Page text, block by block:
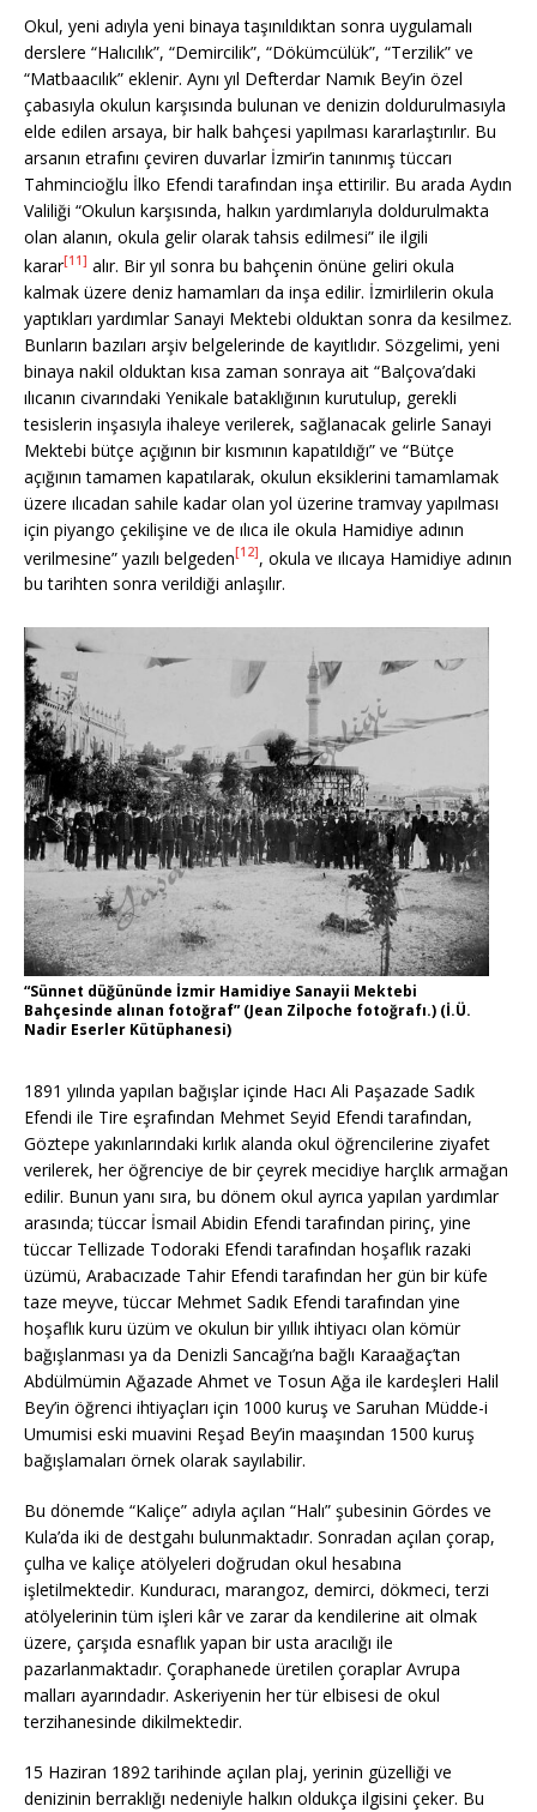
Okul, yeni adıyla yeni binaya taşınıldıktan sonra uygulamalı
derslere “Halıcılık”, “Demircilik”, “Dökümcülük”, “Terzilik” ve
“Matbaacılık” eklenir. Aynı yıl Defterdar Namık Bey’in özel
çabasıyla okulun karşısında bulunan ve denizin doldurulmasıyla
elde edilen arsaya, bir halk bahçesi yapılması kararlaştırılır. Bu
arsanın etrafını çeviren duvarlar İzmir’in tanınmış tüccarı
Tahmincioğlu İlko Efendi tarafından inşa ettirilir. Bu arada Aydın
Valiliği “Okulun karşısında, halkın yardımlarıyla doldurulmakta
olan alanın, okula gelir olarak tahsis edilmesi” ile ilgili
karar[11] alır. Bir yıl sonra bu bahçenin önüne geliri okula
kalmak üzere deniz hamamları da inşa edilir. İzmirlilerin okula
yaptıkları yardımlar Sanayi Mektebi olduktan sonra da kesilmez.
Bunların bazıları arşiv belgelerinde de kayıtlıdır. Sözgelimi, yeni
binaya nakil olduktan kısa zaman sonraya ait “Balçova’daki
ılıcanın civarındaki Yenikale bataklığının kurutulup, gerekli
tesislerin inşasıyla ihaleye verilerek, sağlanacak gelirle Sanayi
Mektebi bütçe açığının bir kısmının kapatıldığı” ve “Bütçe
açığının tamamen kapatılarak, okulun eksiklerini tamamlamak
üzere ılıcadan sahile kadar olan yol üzerine tramvay yapılması
için piyango çekilişine ve de ılıca ile okula Hamidiye adının
verilmesine” yazılı belgeden[12], okula ve ılıcaya Hamidiye adının
bu tarihten sonra verildiği anlaşılır.
“Sünnet düğününde İzmir Hamidiye Sanayii Mektebi
Bahçesinde alınan fotoğraf” (Jean Zilpoche fotoğrafı.) (İ.Ü.
Nadir Eserler Kütüphanesi)
1891 yılında yapılan bağışlar içinde Hacı Ali Paşazade Sadık
Efendi ile Tire eşrafından Mehmet Seyid Efendi tarafından,
Göztepe yakınlarındaki kırlık alanda okul öğrencilerine ziyafet
verilerek, her öğrenciye de bir çeyrek mecidiye harçlık armağan
edilir. Bunun yanı sıra, bu dönem okul ayrıca yapılan yardımlar
arasında; tüccar İsmail Abidin Efendi tarafından pirinç, yine
tüccar Tellizade Todoraki Efendi tarafından hoşaflık razaki
üzümü, Arabacızade Tahir Efendi tarafından her gün bir küfe
taze meyve, tüccar Mehmet Sadık Efendi tarafından yine
hoşaflık kuru üzüm ve okulun bir yıllık ihtiyacı olan kömür
bağışlanması ya da Denizli Sancağı’na bağlı Karaağaç’tan
Abdülmümin Ağazade Ahmet ve Tosun Ağa ile kardeşleri Halil
Bey’in öğrenci ihtiyaçları için 1000 kuruş ve Saruhan Müdde-i
Umumisi eski muavini Reşad Bey’in maaşından 1500 kuruş
bağışlamaları örnek olarak sayılabilir.
Bu dönemde “Kaliçe” adıyla açılan “Halı” şubesinin Gördes ve
Kula’da iki de destgahı bulunmaktadır. Sonradan açılan çorap,
çulha ve kaliçe atölyeleri doğrudan okul hesabına
işletilmektedir. Kunduracı, marangoz, demirci, dökmeci, terzi
atölyelerinin tüm işleri kâr ve zarar da kendilerine ait olmak
üzere, çarşıda esnaflık yapan bir usta aracılığı ile
pazarlanmaktadır. Çoraphanede üretilen çoraplar Avrupa
malları ayarındadır. Askeriyenin her tür elbisesi de okul
terzihanesinde dikilmektedir.
15 Haziran 1892 tarihinde açılan plaj, yerinin güzelliği ve
denizinin berraklığı nedeniyle halkın oldukça ilgisini çeker. Bu